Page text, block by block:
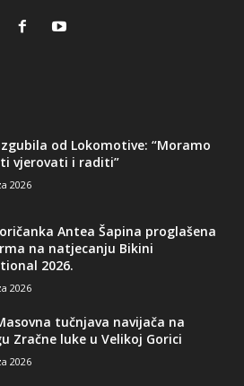
od Lokomotive: “Moramo
vjerovati i raditi”
2026
Antea Šapina proglašena
na natjecanju Bikini
2026.
2026
tučnjava navijača na
Zračne luke u Velikoj Gorici
2026